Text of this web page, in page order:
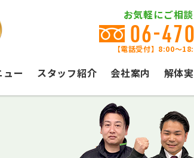
お気軽にご相
06-
【電話受付】8:00〜
ー スタッフ紹介 会社案内 解体